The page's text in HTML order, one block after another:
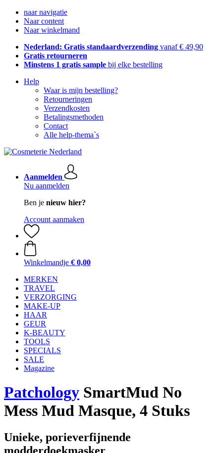
naar navigatie
Naar content
Naar winkelmand
Nederland: Gratis standaardverzending vanaf € 49,90
Gratis retourneren
Minstens 1 gratis sample bij elke bestelling
Help
Waar is mijn bestelling?
Retourneringen
Verzendkosten
Betalingsmethoden
Contact
Alle help-thema`s
Aanmelden
Nu aanmelden
Ben je nieuw hier?
Account aanmaken
Winkelmandje € 0,00
MERKEN
TRAVEL
VERZORGING
MAKE-UP
HAAR
GEUR
K-BEAUTY
TOOLS
SPECIALS
SALE
Magazine
Patchology SmartMud No
Mess Mud Masque, 4 Stuks
Unieke, porieverfijnende